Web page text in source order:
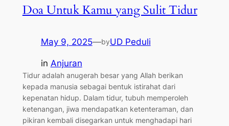
Doa Untuk Kamu yang Sulit Tidur
May 9, 2025—byUD Peduli
in Anjuran
Tidur adalah anugerah besar yang Allah berikan
kepada manusia sebagai bentuk istirahat dari
kepenatan hidup. Dalam tidur, tubuh memperoleh
ketenangan, jiwa mendapatkan ketenteraman, dan
pikiran kembali disegarkan untuk menghadapi hari